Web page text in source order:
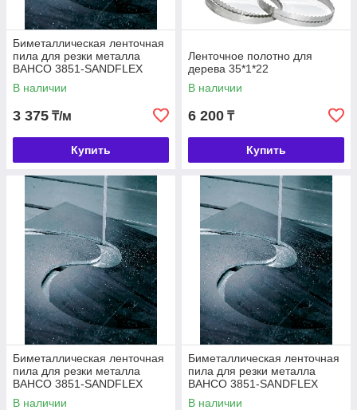
Биметаллическая ленточная
пила для резки металла
BAHCO 3851-SANDFLEX
COBRA
В наличии
3 375 ₸/м
Купить
Ленточное полотно для
дерева 35*1*22
В наличии
6 200 ₸
Купить
Биметаллическая ленточная
пила для резки металла
BAHCO 3851-SANDFLEX
COBRA 0.6, 13
В наличии
Биметаллическая ленточная
пила для резки металла
BAHCO 3851-SANDFLEX
COBRA 0.9, 20
В наличии